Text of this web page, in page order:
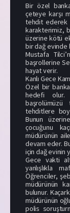
Bir özel
çeteye karşı
tehdit ederek
karakterimiz,
üzerine kötü
bir dağ evinde
Mustafa
başrollerine
hayat verir.
Kanlı Gece
Özel bir
hedefi olur.
tehditlere
Bunun
çocuğunu
müdürünün
devam eder.
için dağ evinin
Gece vakti
yanlışlıkla
Öğrenciler,
müdürünün
bulunur.
müdürünün
polis